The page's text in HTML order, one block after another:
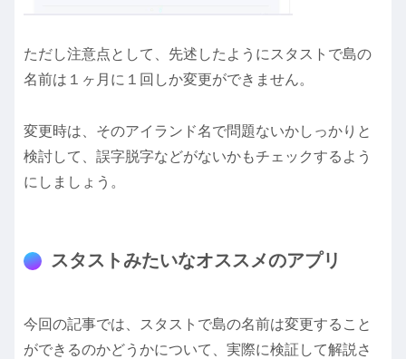
ただし注意点として、先述したようにスタストで島の
名前は１ヶ月に１回しか変更ができません。
変更時は、そのアイランド名で問題ないかしっかりと
検討して、誤字脱字などがないかもチェックするよう
にしましょう。
スタストみたいなオススメのアプリ
今回の記事では、スタストで島の名前は変更すること
ができるのかどうかについて、実際に検証して解説さ